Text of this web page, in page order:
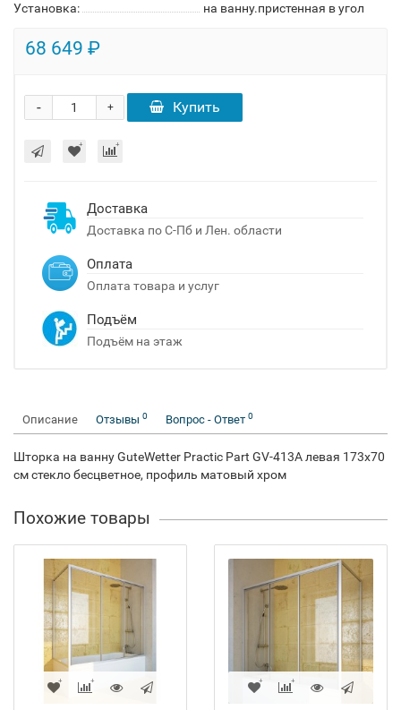
Установка:
на ванну.пристенная в угол
68 649 ₽
+
- Купить
Доставка
Доставка по С-Пб и Лен. области
Оплата
Оплата товара и услуг
Подъём
Подъём на этаж
Описание Отзывы 0 Вопрос - Ответ 0
Шторка на ванну GuteWetter Practic Part GV-413A левая 173x70
см стекло бесцветное, профиль матовый хром
Похожие товары